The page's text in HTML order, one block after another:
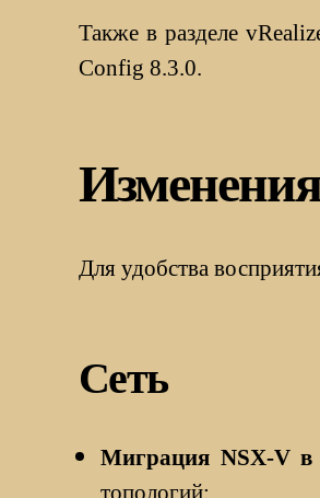
Также в разделе
Config 8.3.0.
Для удобства
Сеть
Миграция NSX-V в
топологий: